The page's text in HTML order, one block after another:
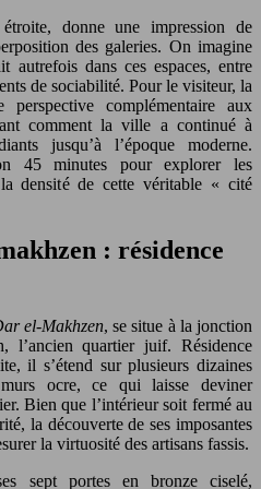
donne une impression de
des galeries. On imagine
autrefois dans ces espaces, entre
de sociabilité. Pour le visiteur, la
complémentaire aux
comment la ville a continué à
jusqu’à l’époque moderne.
45 minutes pour explorer les
densité de cette véritable « cité
: résidence
el-Makhzen, se situe à la jonction
l’ancien quartier juif. Résidence
il s’étend sur plusieurs dizaines
ocre, ce qui laisse deviner
Bien que l’intérieur soit fermé au
la découverte de ses imposantes
la virtuosité des artisans fassis.
sept portes en bronze ciselé,